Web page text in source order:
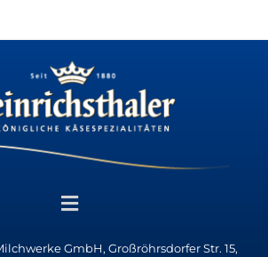
GmbH, Großröhrsdorfer Str. 15,